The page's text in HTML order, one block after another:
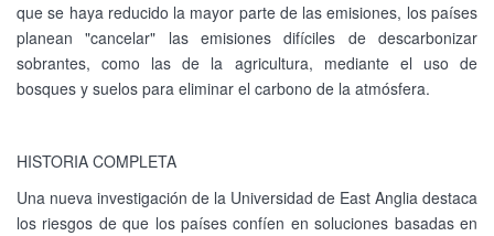
que se haya reducido la mayor parte de las emisiones, los países
planean "cancelar" las emisiones difíciles de descarbonizar
sobrantes, como las de la agricultura, mediante el uso de
bosques y suelos para eliminar el carbono de la atmósfera.
HISTORIA COMPLETA
Una nueva investigación de la Universidad de East Anglia destaca
los riesgos de que los países confíen en soluciones basadas en